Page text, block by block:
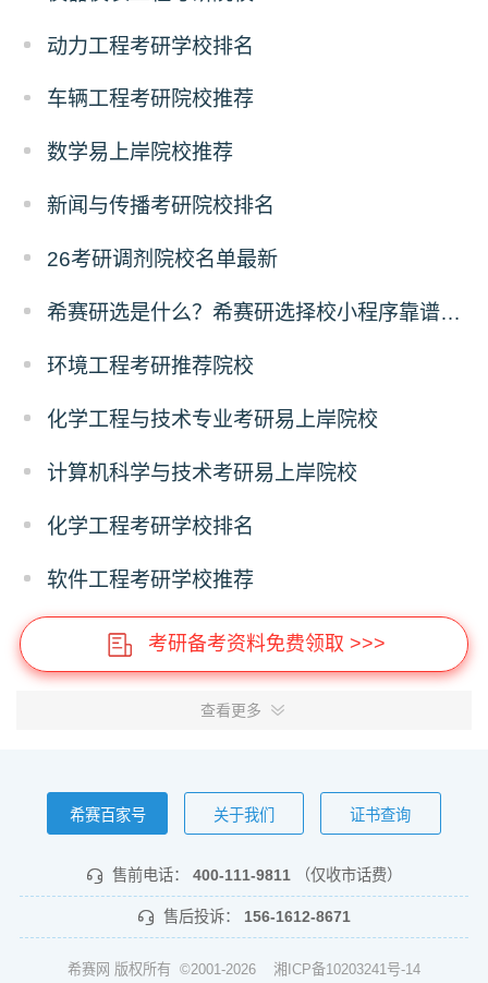
动力工程考研学校排名
车辆工程考研院校推荐
数学易上岸院校推荐
新闻与传播考研院校排名
26考研调剂院校名单最新
希赛研选是什么？希赛研选择校小程序靠谱吗？
环境工程考研推荐院校
化学工程与技术专业考研易上岸院校
计算机科学与技术考研易上岸院校
化学工程考研学校排名
软件工程考研学校推荐
考研备考资料免费领取 >>>
查看更多
希赛百家号 关于我们 证书查询
售前电话： 400-111-9811 （仅收市话费）
售后投诉： 156-1612-8671
希赛网 版权所有 ©2001-2026 湘ICP备10203241号-14